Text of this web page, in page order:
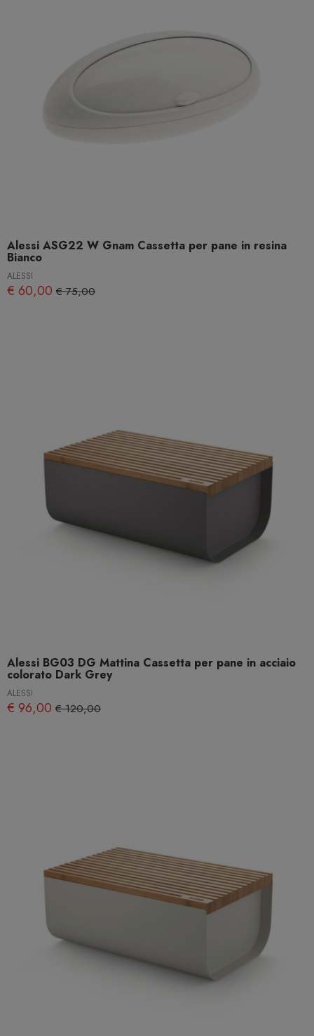
Alessi ASG22 W Gnam Cassetta per pane in resina
Bianco
ALESSI
€ 60,00 € 75,00
Alessi BG03 DG Mattina Cassetta per pane in acciaio
colorato Dark Grey
ALESSI
€ 96,00 € 120,00